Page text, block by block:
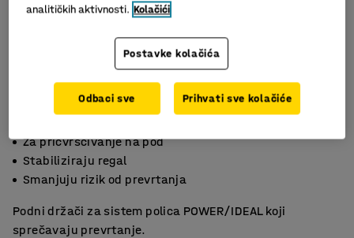
Za pričvršćivanje na pod
Stabiliziraju regal
Smanjuju rizik od prevrtanja
Podni držači za sistem polica POWER/IDEAL koji
sprečavaju prevrtanje.
analitičkih aktivnosti. Kolačići
Postavke kolačića
Odbaci sve Prihvati sve kolačiće